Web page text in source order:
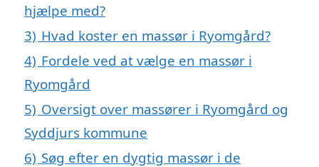
hjælpe med?
3) Hvad koster en massør i Ryomgård?
4) Fordele ved at vælge en massør i
Ryomgård
5) Oversigt over massører i Ryomgård og
Syddjurs kommune
6) Søg efter en dygtig massør i de